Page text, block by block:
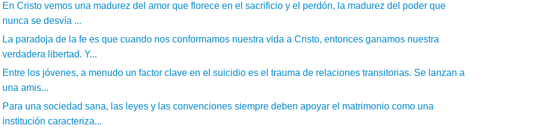
En Cristo vemos una madurez del amor que florece en el sacrificio y el perdón, la madurez del poder que
nunca se desvía ...
La paradoja de la fe es que cuando nos conformamos nuestra vida a Cristo, entonces ganamos nuestra
verdadera libertad. Y...
Entre los jóvenes, a menudo un factor clave en el suicidio es el trauma de relaciones transitorias. Se lanzan a
una amis...
Para una sociedad sana, las leyes y las convenciones siempre deben apoyar el matrimonio como una
institución caracteriza...